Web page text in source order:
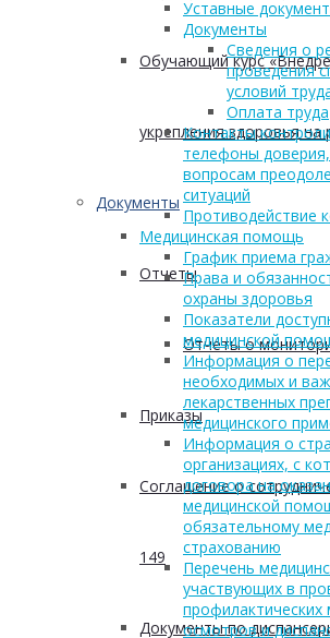
Обучающий курс
укрепления здоровья
Документы
Отчеты
Отчеты о
Приказы
Соглашение о
149
Документы по
Уставные
Документы
Сведения о
проведения
условий
Оплата труда
Контакты
телефоны
вопросам
ситуаций
Противодействие
Медицинская помощь
График приема
Права и
охраны здоровья
Показатели
медицинской
Информация о
необходимых и
лекарственных
медицинского
Информация о
организациях, с
договора на
медицинской
обязательному
страхованию
Перечень
участвующих в
профилактических
осмотров и